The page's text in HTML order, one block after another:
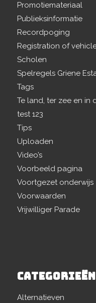
Promotiemateriaal
Publieksinformatie
Recordpoging
Registration of
Scholen
Spelregels Griene
Tags
Te land, ter zee en in
test 123
Tips
Uploaden
Video’s
Voorbeeld pagina
Voortgezet onderwijs
Voorwaarden
Vrijwilliger Parade
CATEGORIEËN
Alternatieven